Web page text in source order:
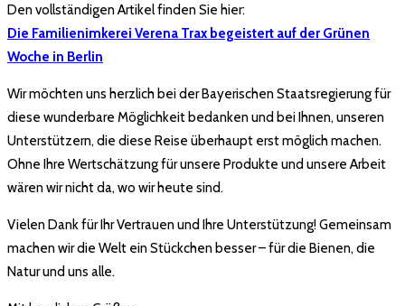
Den vollständigen Artikel finden Sie hier:
Die Familienimkerei Verena Trax begeistert auf der Grünen
Woche in Berlin
Wir möchten uns herzlich bei der Bayerischen Staatsregierung für
diese wunderbare Möglichkeit bedanken und bei Ihnen, unseren
Unterstützern, die diese Reise überhaupt erst möglich machen.
Ohne Ihre Wertschätzung für unsere Produkte und unsere Arbeit
wären wir nicht da, wo wir heute sind.
Vielen Dank für Ihr Vertrauen und Ihre Unterstützung! Gemeinsam
machen wir die Welt ein Stückchen besser – für die Bienen, die
Natur und uns alle.